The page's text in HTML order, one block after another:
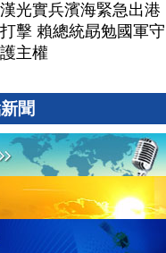
漢光實兵濱海緊急出港
打擊 賴總統勗勉國軍守
護主權
聞